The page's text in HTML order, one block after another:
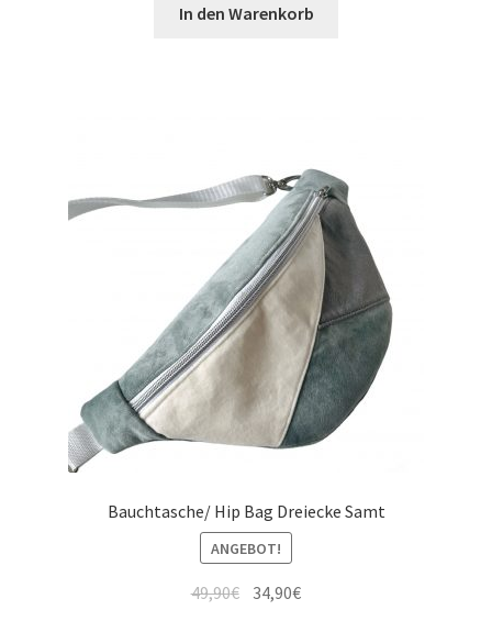
In den Warenkorb
Bauchtasche/ Hip Bag Dreiecke Samt
ANGEBOT!
49,90€ 34,90€